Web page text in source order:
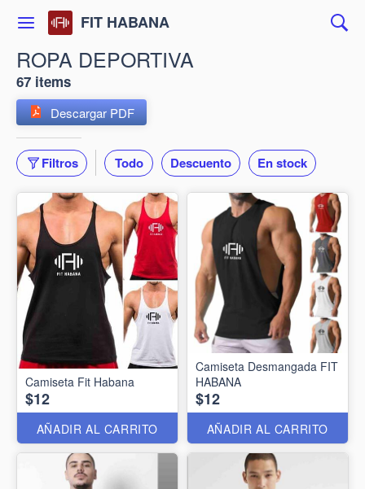
FIT HABANA
ROPA DEPORTIVA
67 items
Descargar PDF
Filtros Todo Descuento En stock
Camiseta Fit Habana
$12
AÑADIR AL CARRITO
Camiseta Desmangada FIT
HABANA
$12
AÑADIR AL CARRITO